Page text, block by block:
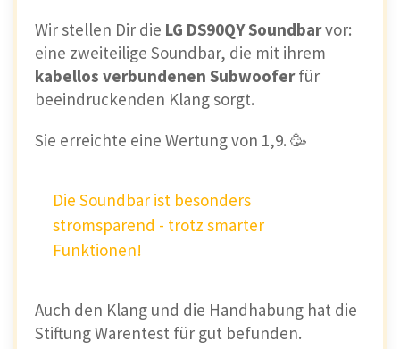
Wir stellen Dir die LG DS90QY Soundbarvor:
eine zweiteilige Soundbar, die mit ihrem
kabellos verbundenen Subwooferfür
beeindruckenden Klang sorgt.
Sie erreichte eine Wertung von 1,9. 🥳
Die Soundbar ist besonders
stromsparend - trotz smarter
Funktionen!
Auch den Klang und die Handhabung hat die
Stiftung Warentest für gut befunden.